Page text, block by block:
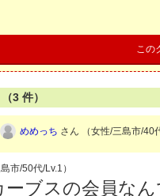
この
3 件）
めめっち さん （女性/三島市/40
市/50代/Lv.1）
ーブスの会員な